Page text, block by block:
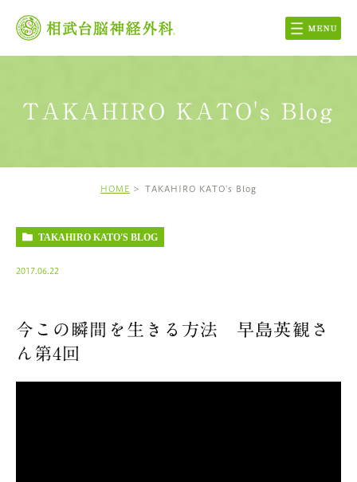
TAKAHIRO KATO's Blog
HOME TAKAHIRO KATO's Blog
TAKAHIRO KATO'S BLOG
2017.06.22
今この瞬間を生きる方法 早島英観さ
ん第4回